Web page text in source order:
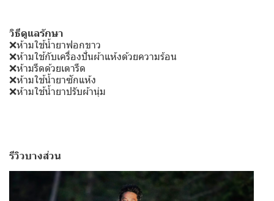
วิธีดูแลรักษา
❌ห้ามใช้น้ำยาฟอกขาว
❌ห้ามใช้กับเครื่องปั่นผ้าแห้งด้วยความร้อน
❌ห้ามรีดด้วยเตารีด
❌ห้ามใช้น้ำยาซักแห้ง
❌ห้ามใช้น้ำยาปรับผ้านุ่ม
รีวิวบางส่วน